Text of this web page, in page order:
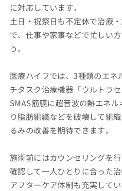
に対応しています。
土日・祝祭日も不定休で治療
で、仕事や家事などで忙しい
う。
医療ハイフでは、3種類のエネ
チタスク治療機器「ウルトラセ
SMAS筋膜に超音波の熱エネ
り脂肪組織などを破壊して組
るみの改善を期待できます。
施術前にはカウンセリングを
確認して一人ひとりに合った治
アフターケア体制も充実して